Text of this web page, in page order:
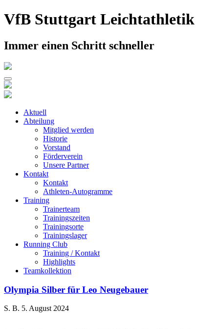
Skip
to
VfB Stuttgart Leichtathletik
Immer einen Schritt schneller
Aktuell
Abteilung
Mitglied werden
Historie
Vorstand
Förderverein
Unsere Partner
Kontakt
Kontakt
Athleten-Autogramme
Training
Trainerteam
Trainingszeiten
Trainingsorte
Trainingslager
Running Club
Training / Kontakt
Highlights
Teamkollektion
Olympia Silber für Leo Neugebauer
S. B. 5. August 2024